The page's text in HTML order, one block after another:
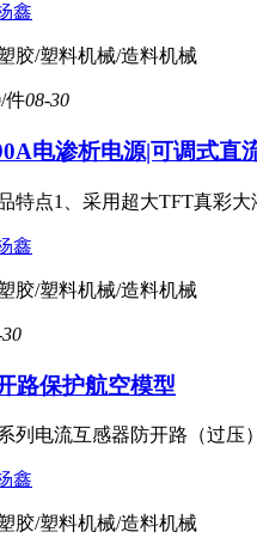
鑫
胶/塑料机械/造料机械
/件08-30
电渗析电源|可调式直
特点1、采用超大TFT真彩
鑫
胶/塑料机械/造料机械
路保护航空模型
列电流互感器防开路（过压
鑫
胶/塑料机械/造料机械